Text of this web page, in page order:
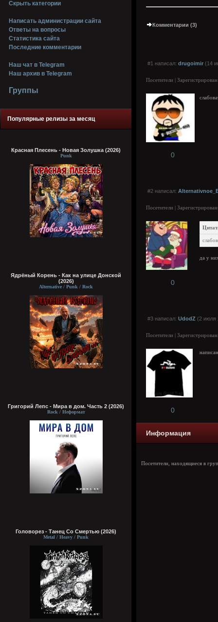
Скрыть категории
Написать администрации сайта
Ответы на вопросы
Статистика сайта
Последние комментарии
Наш чат в Telegram
Наш архив в Telegram
Группы
Популярные релизы за месяц
Красная Плесень - Новая Золушка (2026)
Punk
Ядрёный Корень - Как на улице Донской
(2026)
Alternative / Punk / Rock
Григорий Лепс - Мира в дом. Часть 2 (2026)
Rock / Неформат
Головорез - Tанец Со Смертью (2026)
Metal / Heavy / Punk
Комментарии (3)
#1 написал: drugoimir (14
Посетители |
0
#2 написал:
Посетители |
да у
0
#3 написал: UdodZ (2 июля
Посетители |
0
Информация
Посетители, находящиеся в